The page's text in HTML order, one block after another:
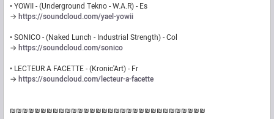
• YOWII - (Underground Tekno - W.A.R) - Es
→ https://soundcloud.com/yael-yowii
• SONICO - (Naked Lunch - Industrial Strength) - Col
→ https://soundcloud.com/sonico
• LECTEUR A FACETTE - (Kronic'Art) - Fr
→ https://soundcloud.com/lecteur-a-facette
₪₪₪₪₪₪₪₪₪₪₪₪₪₪₪₪₪₪₪₪₪₪₪₪₪₪₪₪₪₪₪₪